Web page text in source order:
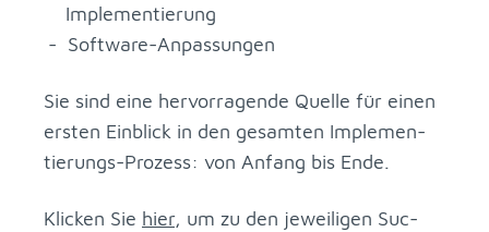
Im­ple­men­tie­rung
Soft­ware-An­pas­sun­gen
Sie sind eine her­vor­ra­gen­de Quel­le für ei­nen
ers­ten Ein­blick in den ge­sam­ten Im­ple­men­
tie­rungs-Pro­zess: von An­fang bis Ende.
Kli­cken Sie hier, um zu den je­wei­li­gen Suc­